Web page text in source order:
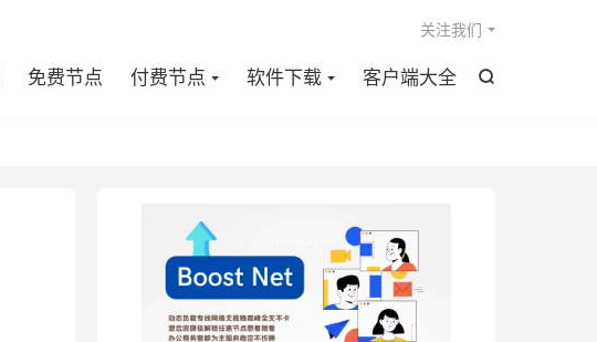

免费节点 付费节点 软件下载 客户端大全
关注我们